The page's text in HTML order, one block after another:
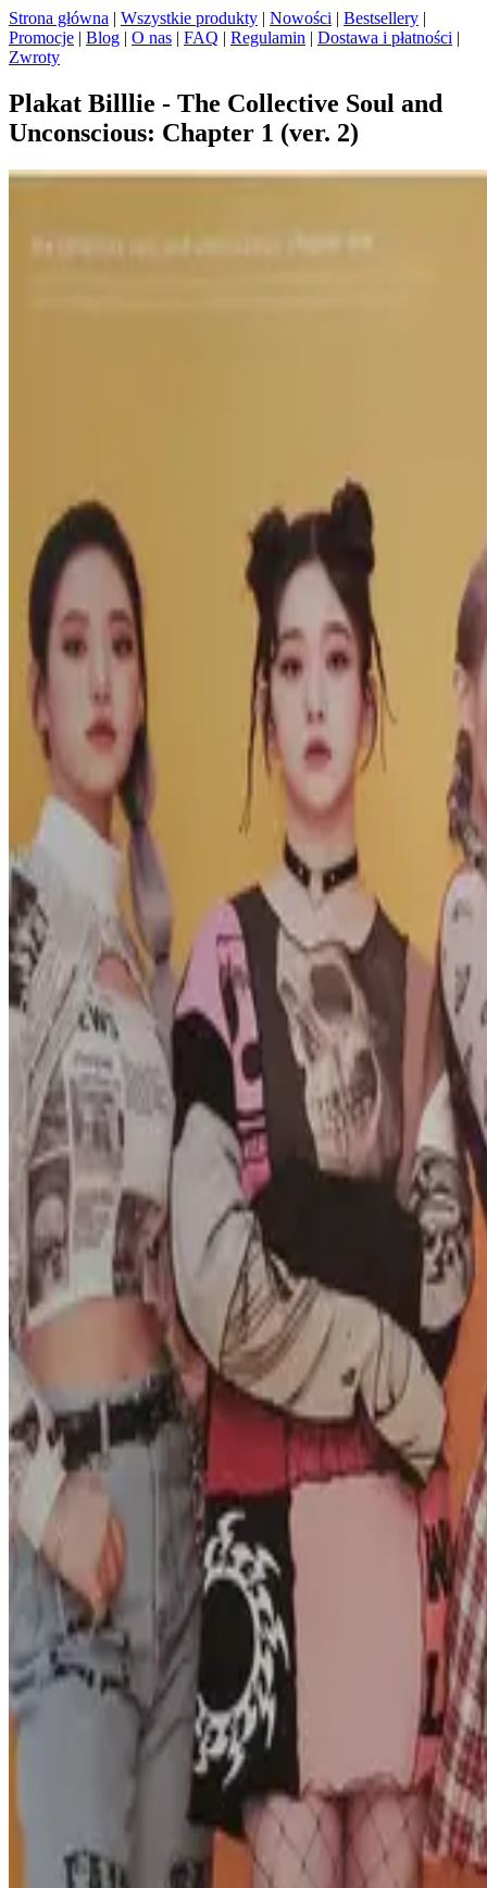
Strona główna | Wszystkie produkty | Nowości | Bestsellery |
Promocje | Blog | O nas | FAQ | Regulamin | Dostawa i płatności |
Zwroty
Plakat Billlie - The Collective Soul and
Unconscious: Chapter 1 (ver. 2)